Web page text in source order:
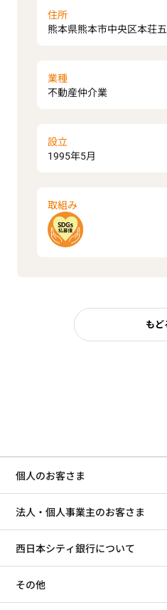
住所
熊本県熊本市中央区本荘
業種
不動産仲介業
設立
1995年5月
取組み
もど
個人のお客さま
法人・個人事業主のお客さま
西日本シティ銀行について
その他